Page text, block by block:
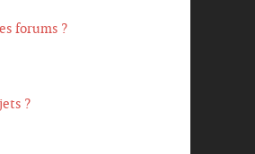
forums ?
?